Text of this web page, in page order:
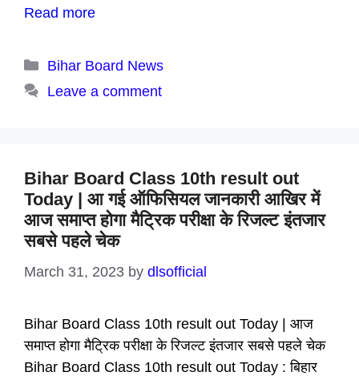
Read more
Categories
Bihar Board News
Leave a comment
Bihar Board Class 10th result out
Today | आ गई ऑफिसियल जानकारी आखिर में
आज समाप्त होगा मैट्रिक परीक्षा के रिजल्ट इंतजार
सबसे पहले चेक
March 31, 2023 by dlsofficial
Bihar Board Class 10th result out Today | आज
समाप्त होगा मैट्रिक परीक्षा के रिजल्ट इंतजार सबसे पहले चेक
Bihar Board Class 10th result out Today : बिहार